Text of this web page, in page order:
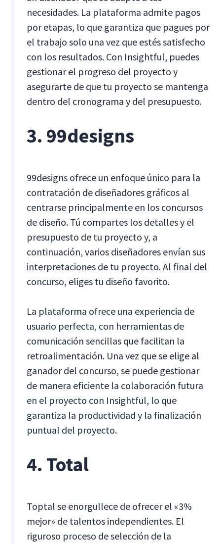
necesidades. La plataforma admite pagos
por etapas, lo que garantiza que pagues por
el trabajo solo una vez que estés satisfecho
con los resultados. Con Insightful, puedes
gestionar el progreso del proyecto y
asegurarte de que tu proyecto se mantenga
dentro del cronograma y del presupuesto.
3. 99designs
99designs ofrece un enfoque único para la
contratación de diseñadores gráficos al
centrarse principalmente en los concursos
de diseño. Tú compartes los detalles y el
presupuesto de tu proyecto y, a
continuación, varios diseñadores envían sus
interpretaciones de tu proyecto. Al final del
concurso, eliges tu diseño favorito.
La plataforma ofrece una experiencia de
usuario perfecta, con herramientas de
comunicación sencillas que facilitan la
retroalimentación. Una vez que se elige al
ganador del concurso, se puede gestionar
de manera eficiente la colaboración futura
en el proyecto con Insightful, lo que
garantiza la productividad y la finalización
puntual del proyecto.
4. Total
Toptal se enorgullece de ofrecer el «3%
mejor» de talentos independientes. El
riguroso proceso de selección de la